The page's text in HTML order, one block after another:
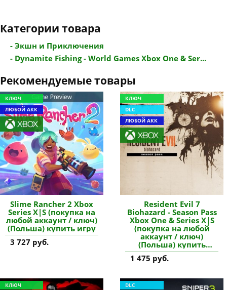
Категории товара
- Экшн и Приключения
- Dynamite Fishing - World Games Xbox One & Ser...
Рекомендуемые товары
КЛЮЧ
ЛЮБОЙ АКК
Slime Rancher 2 Xbox
Series X|S (покупка на
любой аккаунт / ключ)
(Польша) купить игру
3 727 руб.
КЛЮЧ
DLC
ЛЮБОЙ АКК
Resident Evil 7
Biohazard - Season Pass
Xbox One & Series X|S
(покупка на любой
аккаунт / ключ)
(Польша) купить
дополнение
1 475 руб.
КЛЮЧ
DLC